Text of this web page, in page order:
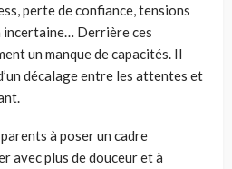
perte de confiance, tensions
Derrière ces
un manque de capacités. Il
décalage entre les attentes et
à poser un cadre
avec plus de douceur et à